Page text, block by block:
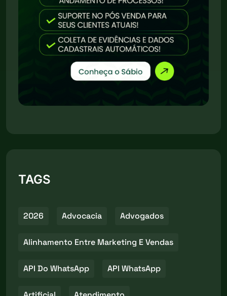
TAGS
2026 Advocacia Advogados
Alinhamento Entre Marketing E Vendas
API Do WhatsApp API WhatsApp